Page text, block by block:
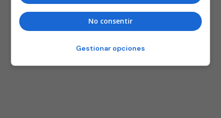
No consentir
Gestionar opciones